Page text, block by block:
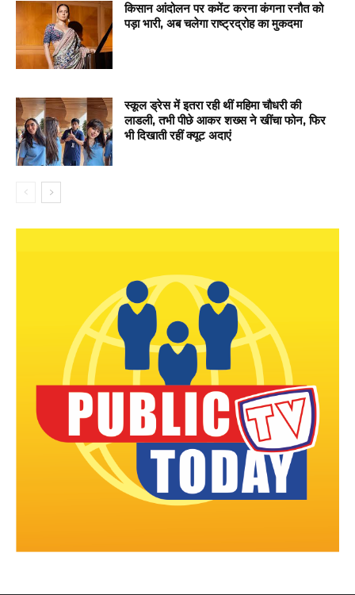
किसान आंदोलन पर कमेंट करना कंगना रनौत को
पड़ा भारी, अब चलेगा राष्ट्रद्रोह का मुकदमा
स्कूल ड्रेस में इतरा रही थीं महिमा चौधरी की
लाडली, तभी पीछे आकर शख्स ने खींचा फोन, फिर
भी दिखाती रहीं क्यूट अदाएं